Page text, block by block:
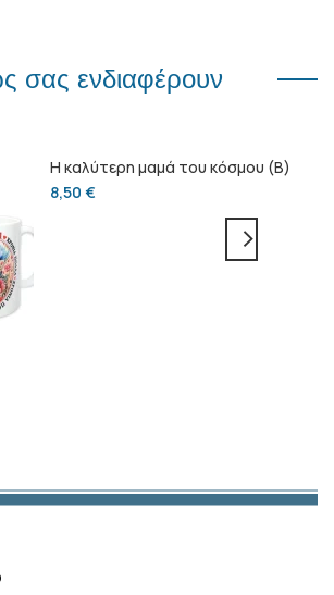
σας ενδιαφέρουν
Η καλύτερη μαμά του κόσμου (Β)
8,50 €